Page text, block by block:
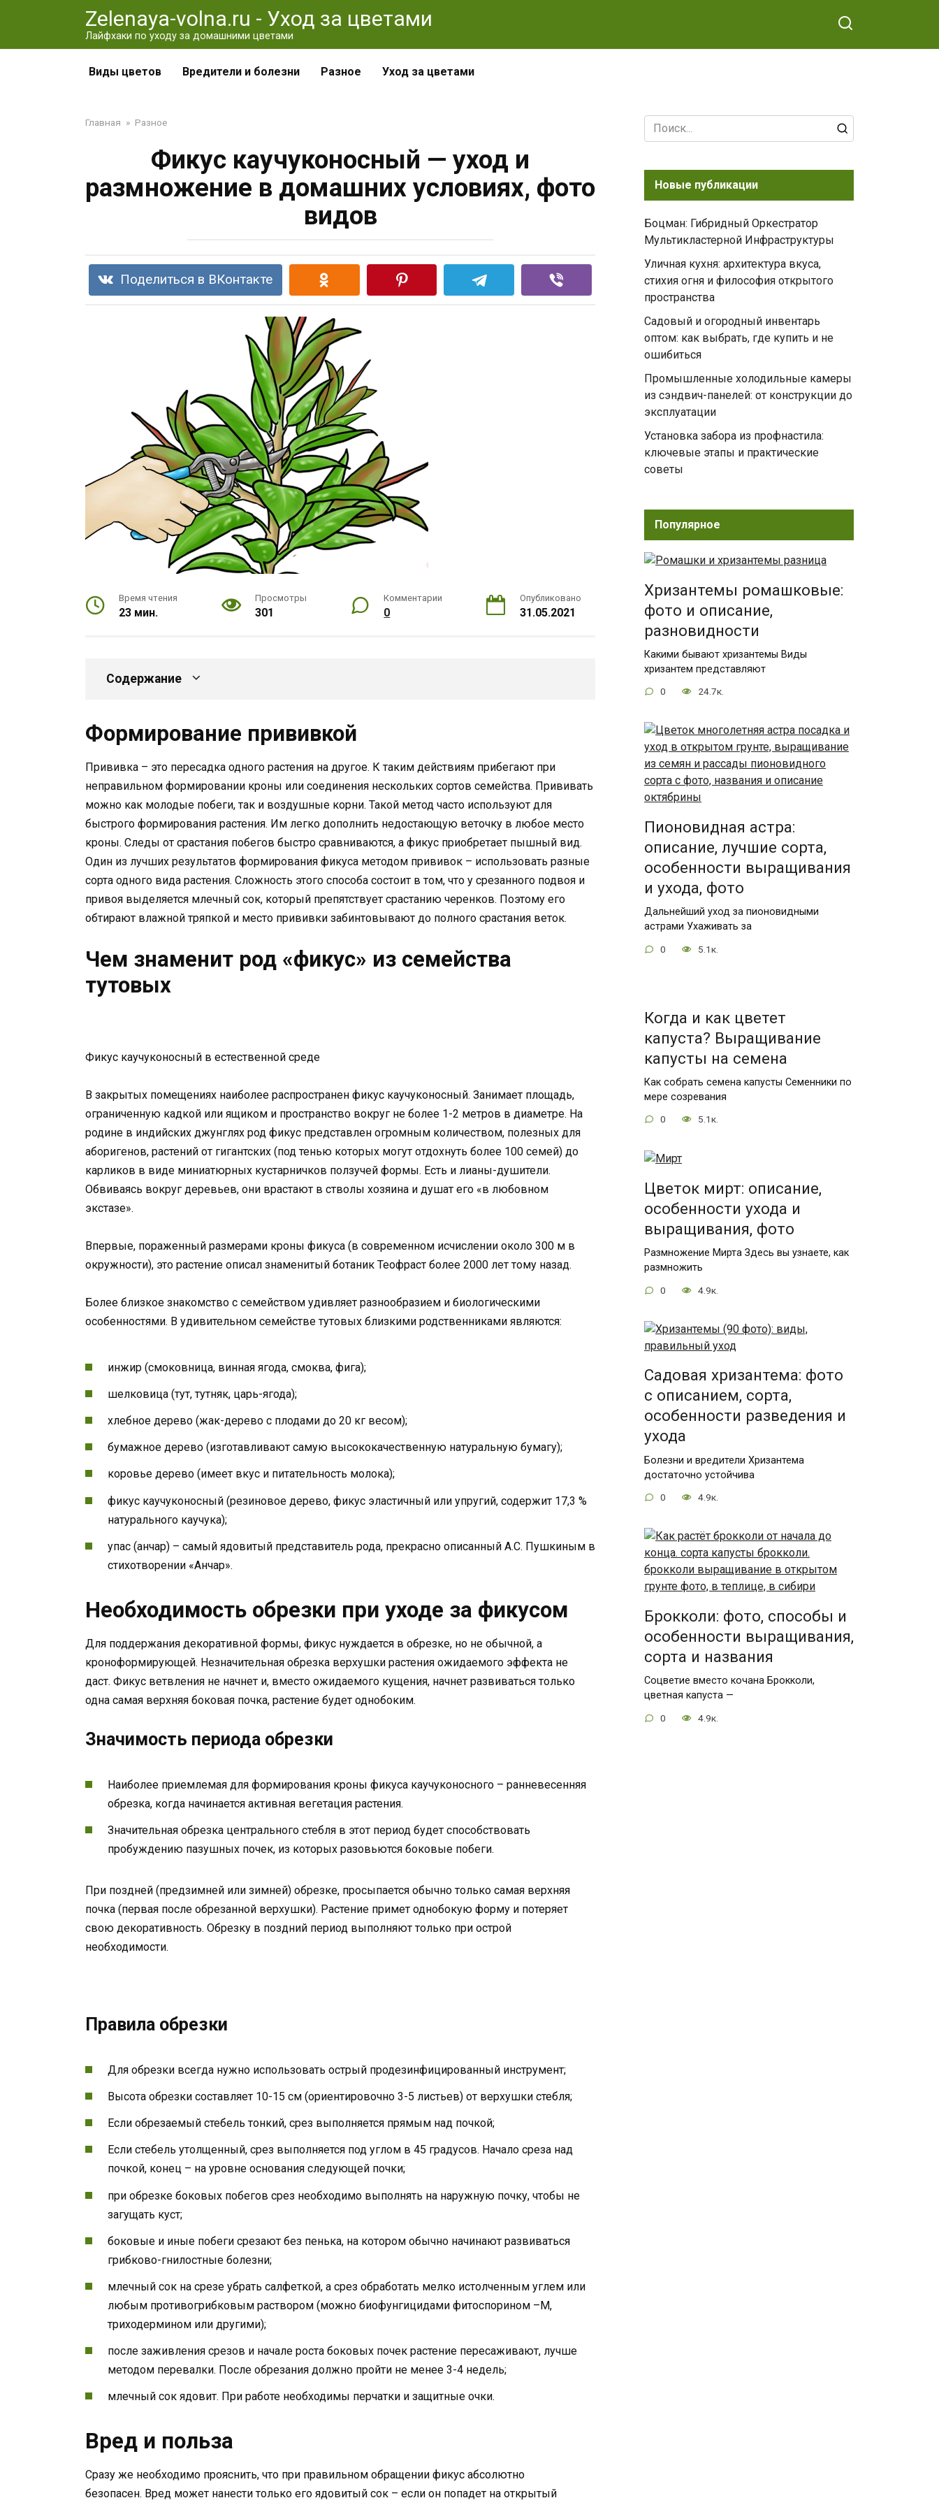
Zelenaya-volna.ru - Уход за цветами
Лайфхаки по уходу за домашними цветами
Виды цветов Вредители и болезни Разное Уход за цветами
Главная » Разное
Фикус каучуконосный — уход и
размножение в домашних условиях, фото
видов
Поделиться в ВКонтакте
Время чтения
23 мин.
Просмотры
301
Комментарии
0
Опубликовано
31.05.2021
Содержание
Формирование прививкой
Прививка – это пересадка одного растения на другое. К таким действиям прибегают при
неправильном формировании кроны или соединения нескольких сортов семейства. Прививать
можно как молодые побеги, так и воздушные корни. Такой метод часто используют для
быстрого формирования растения. Им легко дополнить недостающую веточку в любое место
кроны. Следы от срастания побегов быстро сравниваются, а фикус приобретает пышный вид.
Один из лучших результатов формирования фикуса методом прививок – использовать разные
сорта одного вида растения. Сложность этого способа состоит в том, что у срезанного подвоя и
привоя выделяется млечный сок, который препятствует срастанию черенков. Поэтому его
обтирают влажной тряпкой и место прививки забинтовывают до полного срастания веток.
Чем знаменит род «фикус» из семейства
тутовых
Фикус каучуконосный в естественной среде
В закрытых помещениях наиболее распространен фикус каучуконосный. Занимает площадь,
ограниченную кадкой или ящиком и пространство вокруг не более 1-2 метров в диаметре. На
родине в индийских джунглях род фикус представлен огромным количеством, полезных для
аборигенов, растений от гигантских (под тенью которых могут отдохнуть более 100 семей) до
карликов в виде миниатюрных кустарничков ползучей формы. Есть и лианы-душители.
Обвиваясь вокруг деревьев, они врастают в стволы хозяина и душат его «в любовном
экстазе».
Впервые, пораженный размерами кроны фикуса (в современном исчислении около 300 м в
окружности), это растение описал знаменитый ботаник Теофраст более 2000 лет тому назад.
Более близкое знакомство с семейством удивляет разнообразием и биологическими
особенностями. В удивительном семействе тутовых близкими родственниками являются:
инжир (смоковница, винная ягода, смоква, фига);
шелковица (тут, тутняк, царь-ягода);
хлебное дерево (жак-дерево с плодами до 20 кг весом);
бумажное дерево (изготавливают самую высококачественную натуральную бумагу);
коровье дерево (имеет вкус и питательность молока);
фикус каучуконосный (резиновое дерево, фикус эластичный или упругий, содержит 17,3 %
натурального каучука);
упас (анчар) – самый ядовитый представитель рода, прекрасно описанный А.С. Пушкиным в
стихотворении «Анчар».
Необходимость обрезки при уходе за фикусом
Для поддержания декоративной формы, фикус нуждается в обрезке, но не обычной, а
кроноформирующей. Незначительная обрезка верхушки растения ожидаемого эффекта не
даст. Фикус ветвления не начнет и, вместо ожидаемого кущения, начнет развиваться только
одна самая верхняя боковая почка, растение будет однобоким.
Значимость периода обрезки
Наиболее приемлемая для формирования кроны фикуса каучуконосного – ранневесенняя
обрезка, когда начинается активная вегетация растения.
Значительная обрезка центрального стебля в этот период будет способствовать
пробуждению пазушных почек, из которых разовьются боковые побеги.
При поздней (предзимней или зимней) обрезке, просыпается обычно только самая верхняя
почка (первая после обрезанной верхушки). Растение примет однобокую форму и потеряет
свою декоративность. Обрезку в поздний период выполняют только при острой
необходимости.
Правила обрезки
Для обрезки всегда нужно использовать острый продезинфицированный инструмент;
Высота обрезки составляет 10-15 см (ориентировочно 3-5 листьев) от верхушки стебля;
Если обрезаемый стебель тонкий, срез выполняется прямым над почкой;
Если стебель утолщенный, срез выполняется под углом в 45 градусов. Начало среза над
почкой, конец – на уровне основания следующей почки;
при обрезке боковых побегов срез необходимо выполнять на наружную почку, чтобы не
загущать куст;
боковые и иные побеги срезают без пенька, на котором обычно начинают развиваться
грибково-гнилостные болезни;
млечный сок на срезе убрать салфеткой, а срез обработать мелко истолченным углем или
любым противогрибковым раствором (можно биофунгицидами фитоспорином –М,
триходермином или другими);
после заживления срезов и начале роста боковых почек растение пересаживают, лучше
методом перевалки. После обрезания должно пройти не менее 3-4 недель;
млечный сок ядовит. При работе необходимы перчатки и защитные очки.
Вред и польза
Сразу же необходимо прояснить, что при правильном обращении фикус абсолютно
безопасен. Вред может нанести только его ядовитый сок – если он попадет на открытый
Search
for:
Новые публикации
Боцман: Гибридный Оркестратор
Мультикластерной Инфраструктуры
Уличная кухня: архитектура вкуса,
стихия огня и философия открытого
пространства
Садовый и огородный инвентарь
оптом: как выбрать, где купить и не
ошибиться
Промышленные холодильные камеры
из сэндвич-панелей: от конструкции до
эксплуатации
Установка забора из профнастила:
ключевые этапы и практические
советы
Популярное
Хризантемы ромашковые:
фото и описание,
разновидности
Какими бывают хризантемы Виды
хризантем представляют
0 24.7к.
Пионовидная астра:
описание, лучшие сорта,
особенности выращивания
и ухода, фото
Дальнейший уход за пионовидными
астрами Ухаживать за
0 5.1к.
Когда и как цветет
капуста? Выращивание
капусты на семена
Как собрать семена капусты Семенники по
мере созревания
0 5.1к.
Цветок мирт: описание,
особенности ухода и
выращивания, фото
Размножение Мирта Здесь вы узнаете, как
размножить
0 4.9к.
Садовая хризантема: фото
с описанием, сорта,
особенности разведения и
ухода
Болезни и вредители Хризантема
достаточно устойчива
0 4.9к.
Брокколи: фото, способы и
особенности выращивания,
сорта и названия
Соцветие вместо кочана Брокколи,
цветная капуста —
0 4.9к.